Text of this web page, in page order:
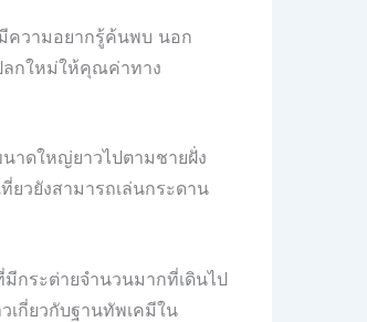
ความอยากรู้ค้นพบ นอก
ลกใหม่ให้คุณค่าทาง
าดใหญ่ยาวไปตามชายฝั่ง
วยังสามารถเล่นกระดาน
มีกระต่ายจำนวนมากที่เดินไป
เกี่ยวกับฐานทัพเคมีใน